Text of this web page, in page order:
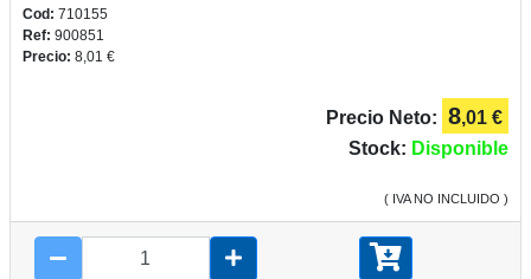
Cod: 710155
Ref: 900851
Precio: 8,01 €
Precio Neto: 8,01 €
Stock: Disponible
( IVA NO INCLUIDO )